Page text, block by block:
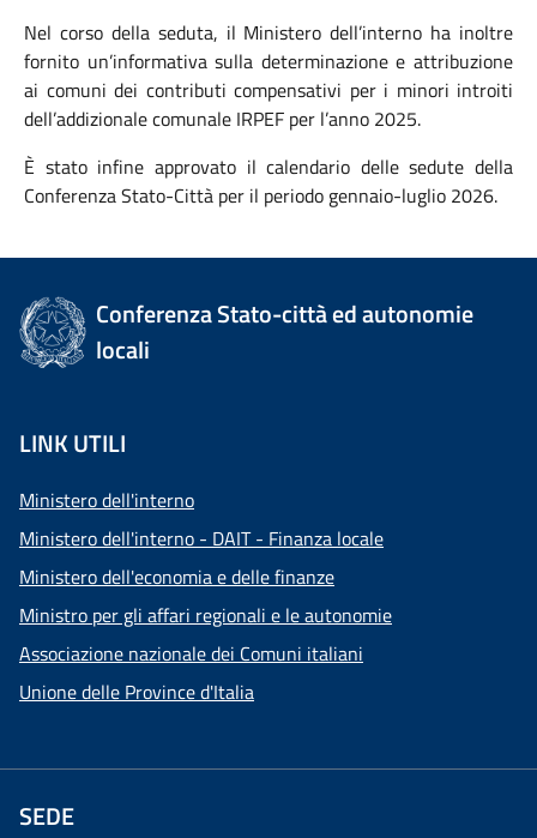
Nel corso della seduta, il Ministero dell’interno ha inoltre
fornito un’informativa sulla determinazione e attribuzione
ai comuni dei contributi compensativi per i minori introiti
dell’addizionale comunale IRPEF per l’anno 2025.
È stato infine approvato il calendario delle sedute della
Conferenza Stato-Città per il periodo gennaio-luglio 2026.
Conferenza Stato-città ed autonomie
locali
LINK UTILI
Ministero dell'interno
Ministero dell'interno - DAIT - Finanza locale
Ministero dell'economia e delle finanze
Ministro per gli affari regionali e le autonomie
Associazione nazionale dei Comuni italiani
Unione delle Province d'Italia
SEDE